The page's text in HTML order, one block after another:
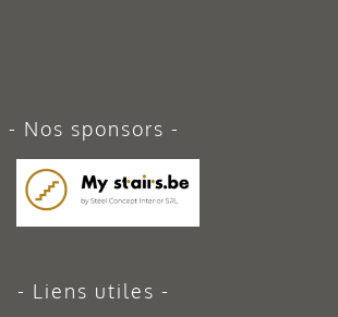
Nos sponsors
Liens utiles